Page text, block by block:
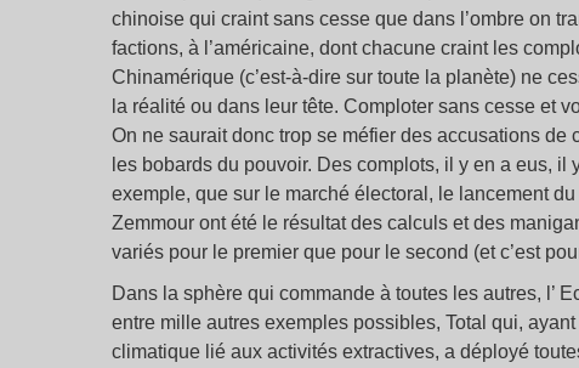
chinoise qui craint sans cesse que dans l’ombre on
factions, à l’américaine, dont chacune craint les
Chinamérique (c’est-à-dire sur toute la planète) ne
la réalité ou dans leur tête. Comploter sans cesse et
On ne saurait donc trop se méfier des accusations
les bobards du pouvoir. Des complots, il y en a eus,
exemple, que sur le marché électoral, le lancement
Zemmour ont été le résultat des calculs et des
variés pour le premier que pour le second (et c’est
Dans la sphère qui commande à toutes les autres, l’
entre mille autres exemples possibles, Total qui,
climatique lié aux activités extractives, a déployé